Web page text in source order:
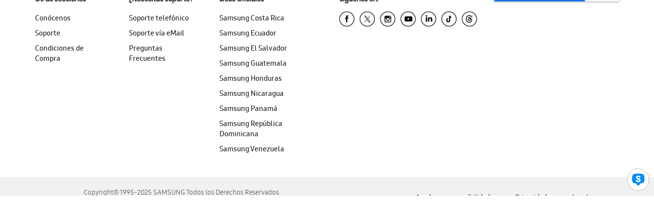
Conócenos
Soporte
Condiciones de
Compra
Soporte telefónico
Soporte vía eMail
Preguntas
Frecuentes
Samsung Costa Rica
Samsung Ecuador
Samsung El Salvador
Samsung Guatemala
Samsung Honduras
Samsung Nicaragua
Samsung Panamá
Samsung República
Dominicana
Samsung Venezuela
Copyright© 1995-2025 SAMSUNG Todos los Derechos Reservados.
Ayuda para accesibilidad Privacidad Legal